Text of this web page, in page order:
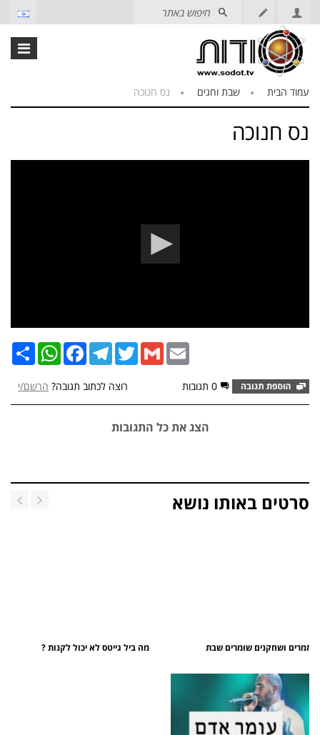
עמוד הבית שבת וחגים נס חנוכה
נס חנוכה
שתף
WhatsAppFacebookTelegramTwitterGmailEmail
0 תגובות רוצה לכתוב תגובה? הרשם/י
הצג את כל התגובות
סרטים באותו נושא
זמרים ושחקנים שומרים שבת מה ביל גייטס לא יכול לקנות ?